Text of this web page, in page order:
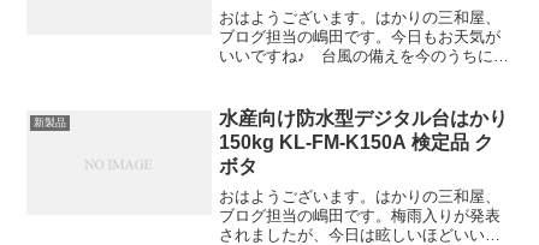
おはようございます。はかりの三和屋、
ブログ担当の嶋田です。今日もお天気が
いいですね♪ 台風の備えを今のうちにし
ら今回は PAL-BX｜ACID 6...
新製品
水産向け防水型デジタル台はかり
150kg KL-FM-K150A 検定品 ク
ボタ
おはようございます。はかりの三和屋、
ブログ担当の嶋田です。梅雨入りが発表
されましたが、今日は眩しいほどいいお